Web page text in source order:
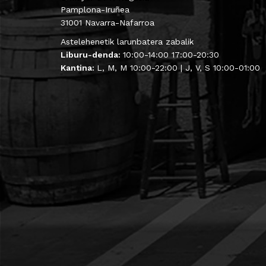
Pamplona-Iruñea
31001 Navarra-Nafarroa
Astelehenetik larunbatera zabalik
Liburu-denda: 10:00-14:00 17:00-20:30
Kantina: L, M, M 10:00-22:00 | J, V, S 10:00-01:00